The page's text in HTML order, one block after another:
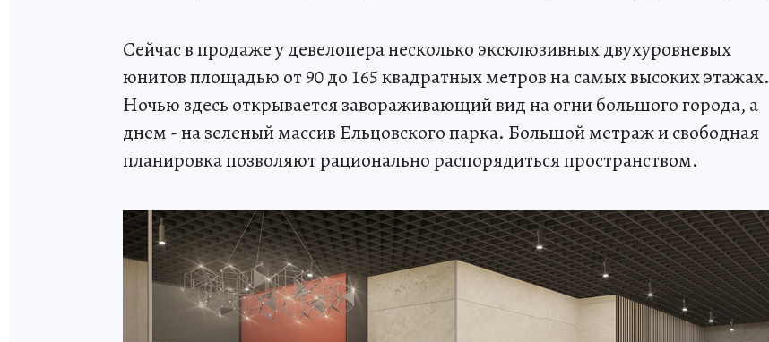
Сейчас в продаже у девелопера несколько эксклюзивных двухуровневых
юнитов площадью от 90 до 165 квадратных метров на самых высоких этажах.
Ночью здесь открывается завораживающий вид на огни большого города, а
днем - на зеленый массив Ельцовского парка. Большой метраж и свободная
планировка позволяют рационально распорядиться пространством.